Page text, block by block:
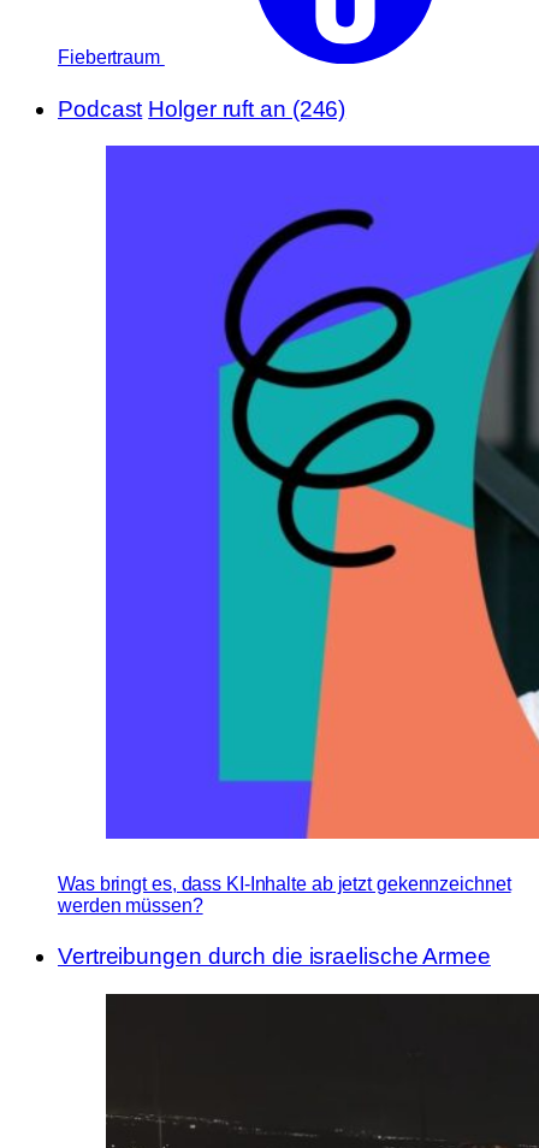
Fiebertraum
Podcast Holger ruft an (246)
Was bringt es, dass KI-Inhalte ab jetzt gekennzeichnet
werden müssen?
Vertreibungen durch die israelische Armee